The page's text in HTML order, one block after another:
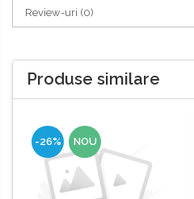
Review-uri (0)
Produse similare
-26% NOU